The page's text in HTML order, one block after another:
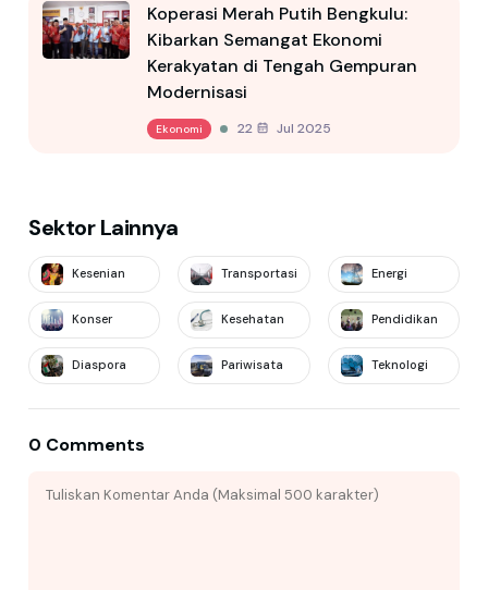
Koperasi Merah Putih Bengkulu:
Kibarkan Semangat Ekonomi
Kerakyatan di Tengah Gempuran
Modernisasi
Ekonomi 22 Jul 2025
Sektor Lainnya
Kesenian Transportasi Energi
Konser Kesehatan Pendidikan
Diaspora Pariwisata Teknologi
0 Comments